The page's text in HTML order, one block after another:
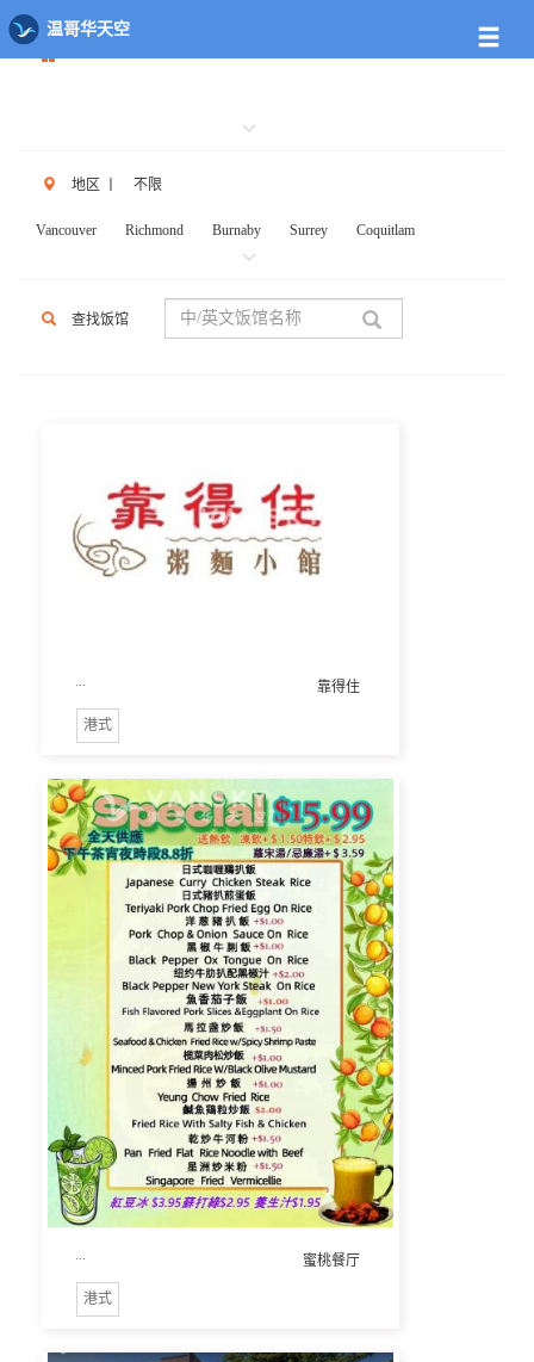
温哥华天空
地区 不限
Vancouver Richmond Burnaby Surrey Coquitlam
N.Vancouver
PittMeadows Langley White Rock Maple Ridge
Whistler Squamish Mission
查找饭馆
靠得住
...
港式
蜜桃餐厅
...
港式